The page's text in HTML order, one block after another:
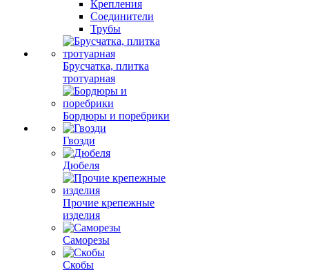
Крепления
Соединители
Трубы
Брусчатка, плитка
тротуарная
Бордюры и поребрики
Гвозди
Дюбеля
Прочие крепежные
изделия
Саморезы
Скобы